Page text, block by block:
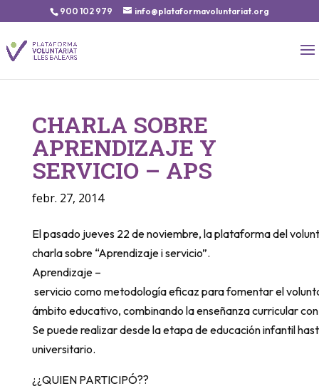
900 102 979 info@plataformavoluntariat.org
CHARLA SOBRE
APRENDIZAJE Y
SERVICIO – APS
febr. 27, 2014
El pasado jueves 22 de noviembre, la plataforma del
charla sobre “Aprendizaje i servicio”.
Aprendizaje –
servicio como metodología eficaz para fomentar el
ámbito educativo, combinando la enseñanza curricular
Se puede realizar desde la etapa de educación infantil
universitario.
¿¿QUIEN PARTICIPÓ??